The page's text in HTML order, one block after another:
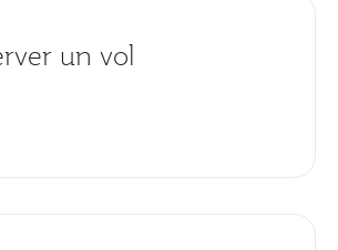
un vol